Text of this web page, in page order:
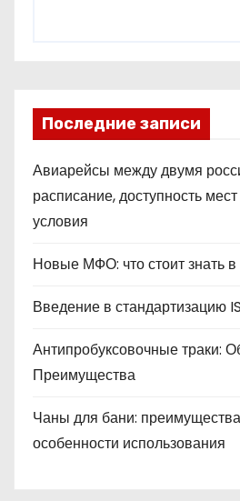
Последние записи
Авиарейсы между двумя
расписание, доступность
условия
Новые МФО: что стоит знать в
Введение в стандартизацию
Антипробуксовочные траки:
Преимущества
Чаны для бани:
особенности использования